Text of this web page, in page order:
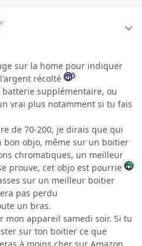
sur la home pour indiquer
récolté
batterie supplémentaire, ou
vrai plus notamment si tu fais
de 70-200, je dirais que qui
bon objo, même sur un boitier
chromatiques, un meilleur
prouve, cet objo est pourrie
sur un meilleur boitier
pas perdu
un bras.
mon appareil samedi soir. Si tu
sur ton boitier ce que